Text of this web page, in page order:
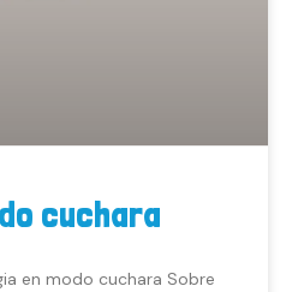
cuchara
en modo cuchara Sobre